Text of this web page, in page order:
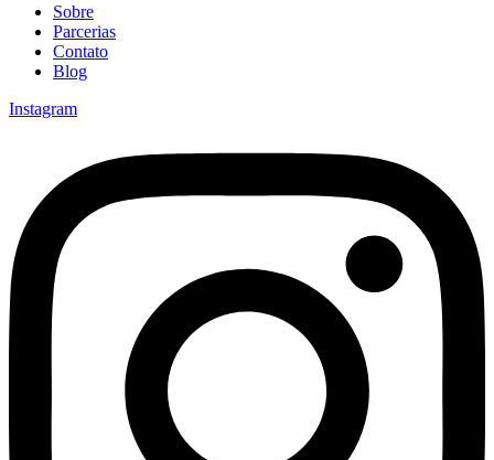
Sobre
Parcerias
Contato
Blog
Instagram